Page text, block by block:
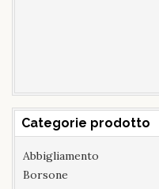
Categorie prodotto
Abbigliamento
Borsone